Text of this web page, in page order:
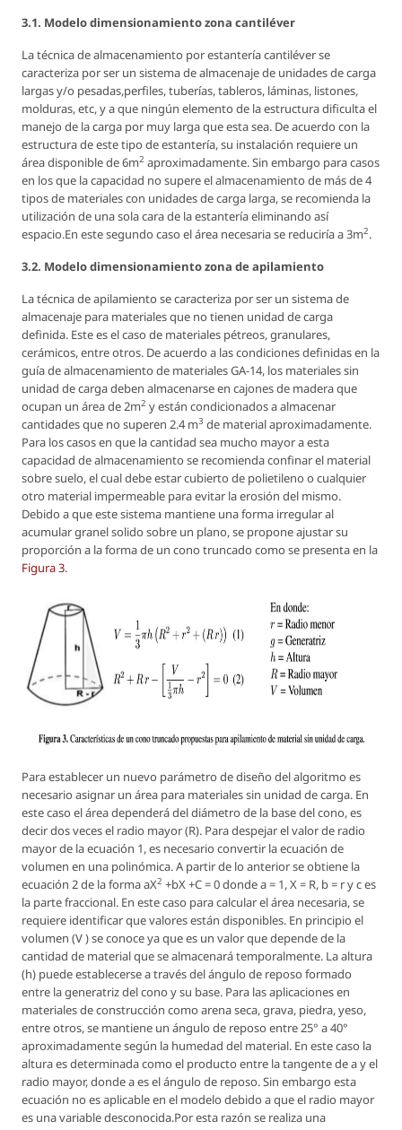
3.1. Modelo dimensionamiento zona cantiléver
La técnica de almacenamiento por estantería cantiléver se
caracteriza por ser un sistema de almacenaje de unidades de carga
largas y/o pesadas,perfiles, tuberías, tableros, láminas, listones,
molduras, etc, y a que ningún elemento de la estructura dificulta el
manejo de la carga por muy larga que esta sea. De acuerdo con la
estructura de este tipo de estantería, su instalación requiere un
área disponible de 6m2 aproximadamente. Sin embargo para casos
en los que la capacidad no supere el almacenamiento de más de 4
tipos de materiales con unidades de carga larga, se recomienda la
utilización de una sola cara de la estantería eliminando así
espacio.En este segundo caso el área necesaria se reduciría a 3m2.
3.2. Modelo dimensionamiento zona de apilamiento
La técnica de apilamiento se caracteriza por ser un sistema de
almacenaje para materiales que no tienen unidad de carga
definida. Este es el caso de materiales pétreos, granulares,
cerámicos, entre otros. De acuerdo a las condiciones definidas en la
guía de almacenamiento de materiales GA-14, los materiales sin
unidad de carga deben almacenarse en cajones de madera que
ocupan un área de 2m2 y están condicionados a almacenar
cantidades que no superen 2.4 m3 de material aproximadamente.
Para los casos en que la cantidad sea mucho mayor a esta
capacidad de almacenamiento se recomienda confinar el material
sobre suelo, el cual debe estar cubierto de polietileno o cualquier
otro material impermeable para evitar la erosión del mismo.
Debido a que este sistema mantiene una forma irregular al
acumular granel solido sobre un plano, se propone ajustar su
proporción a la forma de un cono truncado como se presenta en la
Figura 3.
Para establecer un nuevo parámetro de diseño del algoritmo es
necesario asignar un área para materiales sin unidad de carga. En
este caso el área dependerá del diámetro de la base del cono, es
decir dos veces el radio mayor (R). Para despejar el valor de radio
mayor de la ecuación 1, es necesario convertir la ecuación de
volumen en una polinómica. A partir de lo anterior se obtiene la
ecuación 2 de la formaaX2 +bX +C = 0dondea = 1, X = R, b = ryces
la parte fraccional. En este caso para calcular el área necesaria, se
requiere identificar que valores están disponibles. En principio el
volumen (V )se conoce ya que es un valor que depende de la
cantidad de material que se almacenará temporalmente. La altura
(h) puede establecerse a través del ángulo de reposo formado
entre la generatriz del cono y su base. Para las aplicaciones en
materiales de construcción como arena seca, grava, piedra, yeso,
entre otros, se mantiene un ángulo de reposo entre 25° a 40°
aproximadamente según la humedad del material. En este caso la
altura es determinada como el producto entre la tangente deay el
radio mayor, dondeaes el ángulo de reposo. Sin embargo esta
ecuación no es aplicable en el modelo debido a que el radio mayor
es una variable desconocida.Por esta razón se realiza una